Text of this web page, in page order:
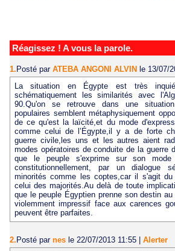
Réagissez ! A vous la parole.
1. Posté par ATEBA ANGONI ALVIN le 13/07/
La situation en Égypte est très
schématiquement les similarités avec
90.Qu'on se retrouve dans une
populaires semblent métaphysiquement
de ce qu'est la laïcité,et du mode
comme celui de l’Égypte,il y a de forte
guerre civile,les uns et les autres aient
modes opératoires de conduite de la guerre
que le peuple s'exprime sur son mode
constitutionnellement, par un dialogue
minorités comme les coptes,car il s'agit
celui des majorités.Au delà de toute
que le peuple Égyptien prenne son destin
violemment impressif face aux carences
peuvent être parfaites.
2.Posté par nes le 22/07/2013 11:55 | Alerter